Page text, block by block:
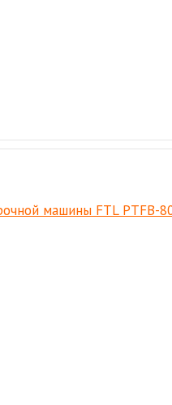
машины FTL PTFB-